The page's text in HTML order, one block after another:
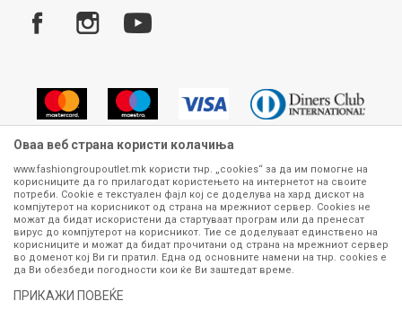
Плаќање
Сите информации околу производите кои се изложени на нашата
онлајн продавница се стремиме да бидат конкретни, точни и прецизни,
меѓутоа не можеме да гарантираме дека се без ниту една грешка или
пак дека сите производи во моментот се достапни на залиха.
Фотографиите се најверодостојниот приказ на производот. Доколку
дојде до потреба за замена на производ или рефундација, процедурата
контактирајте не на телефонскиот број 070 275 363 или на е-
Оваа веб страна користи колачиња
www.fashiongroupoutlet.mk користи тнр. „cookies“ за да им помогне на
корисниците да го прилагодат користењето на интернетот на своите
потреби. Cookie е текстуален фајл кој се доделува на хард дискот на
компјутерот на корисникот од страна на мрежниот сервер. Cookies не
можат да бидат искористени да стартуваат програм или да пренесат
вирус до компјутерот на корисникот. Тие се доделуваат единствено на
корисниците и можат да бидат прочитани од страна на мрежниот сервер
во доменот кој Ви ги пратил. Една од основните намени на тнр. сookies е
да Ви обезбеди погодности кои ќе Ви заштедат време.
ПРИКАЖИ ПОВЕЌЕ